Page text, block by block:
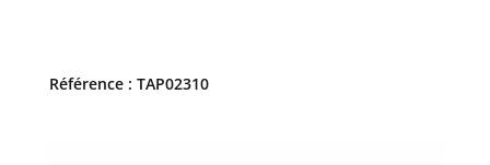
Référence : TAP02310